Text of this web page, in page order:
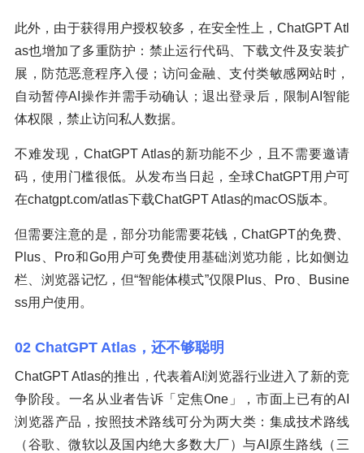
此外，由于获得用户授权较多，在安全性上，ChatGPT Atl
as也增加了多重防护：禁止运行代码、下载文件及安装扩
展，防范恶意程序入侵；访问金融、支付类敏感网站时，
自动暂停AI操作并需手动确认；退出登录后，限制AI智能
体权限，禁止访问私人数据。
不难发现，ChatGPT Atlas的新功能不少，且不需要邀请
码，使用门槛很低。从发布当日起，全球ChatGPT用户可
在chatgpt.com/atlas下载ChatGPT Atlas的macOS版本。
但需要注意的是，部分功能需要花钱，ChatGPT的免费、
Plus、Pro和Go用户可免费使用基础浏览功能，比如侧边
栏、浏览器记忆，但“智能体模式”仅限Plus、Pro、Busine
ss用户使用。
02 ChatGPT Atlas，还不够聪明
ChatGPT Atlas的推出，代表着AI浏览器行业进入了新的竞
争阶段。一名从业者告诉「定焦One」，市面上已有的AI
浏览器产品，按照技术路线可分为两大类：集成技术路线
（谷歌、微软以及国内绝大多数大厂）与AI原生路线（三